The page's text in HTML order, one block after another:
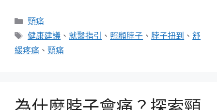
分
類
頸痛
標
籤
健康建議 、 就醫指引 、 照顧脖子 、 脖子扭到 、舒
緩疼痛 、 頸痛